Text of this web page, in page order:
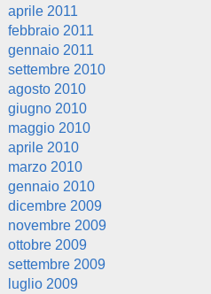
aprile 2011
febbraio 2011
gennaio 2011
settembre 2010
agosto 2010
giugno 2010
maggio 2010
aprile 2010
marzo 2010
gennaio 2010
dicembre 2009
novembre 2009
ottobre 2009
settembre 2009
luglio 2009